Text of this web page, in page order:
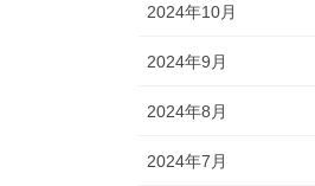
2024年10月
2024年9月
2024年8月
2024年7月